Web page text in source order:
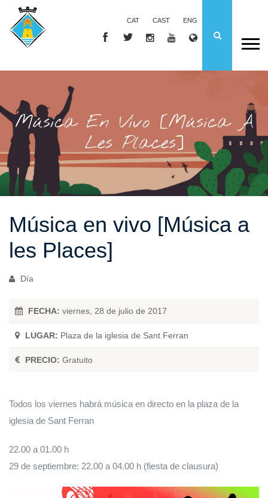
CAT CAST ENG
Música En Vivo [Música A
Les Places]
Música en vivo [Música a
les Places]
Día
FECHA: viernes, 28 de julio de 2017
LUGAR: Plaza de la iglesia de Sant Ferran
PRECIO: Gratuito
Todos los viernes habrá música en directo en la plaza de la
iglesia de Sant Ferran
22.00 a 01.00 h
29 de septiembre: 22.00 a 04.00 h (fiesta de clausura)